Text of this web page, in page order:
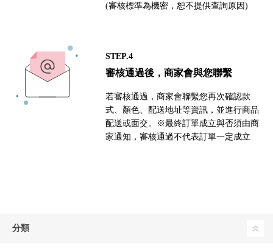
(審核標準為機密，恕不提供查詢原因)
STEP.4
審核通過後，商家會與您聯繫
若審核通過，商家會聯繫您再次確認款
式、顏色、配送地址等資訊，並進行商品
配送或面交。※最終訂單成立與否須由商
家通知，審核通過不代表訂單一定成立
分類